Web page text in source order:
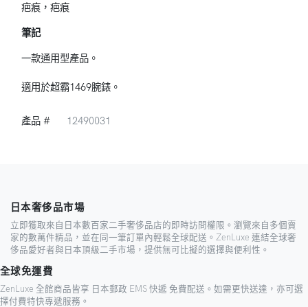
疤痕，疤痕
筆記
一款通用型產品。
適用於超霸1469腕錶。
產品 # 12490031
日本奢侈品市場
立即獲取來自日本數百家二手奢侈品店的即時訪問權限。瀏覽來自多個賣
家的數萬件精品，並在同一筆訂單內輕鬆全球配送。ZenLuxe 連結全球奢
侈品愛好者與日本頂級二手市場，提供無可比擬的選擇與便利性。
全球免運費
ZenLuxe 全館商品皆享 日本郵政 EMS 快遞 免費配送。如需更快送達，亦可選
擇付費特快專遞服務。